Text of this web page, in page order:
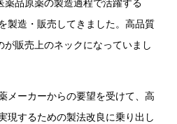
薬品原薬の製造過程で活躍する
製造・販売してきました。高品質
販売上のネックになっていまし
メーカーからの要望を受けて、高
現するための製法改良に乗り出し